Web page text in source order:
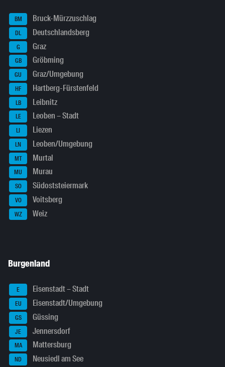
BM Bruck-Mürzzuschlag
DL Deutschlandsberg
G Graz
GB Gröbming
GU Graz/Umgebung
HF Hartberg-Fürstenfeld
LB Leibnitz
LE Leoben – Stadt
LI Liezen
LN Leoben/Umgebung
MT Murtal
MU Murau
SO Südoststeiermark
VO Voitsberg
WZ Weiz
Burgenland
E Eisenstadt – Stadt
EU Eisenstadt/Umgebung
GS Güssing
JE Jennersdorf
MA Mattersburg
ND Neusiedl am See